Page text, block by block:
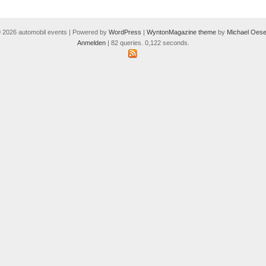
2026 automobil events | Powered by WordPress | WyntonMagazine theme by Michael
Anmelden| 82 queries. 0,122 seconds.